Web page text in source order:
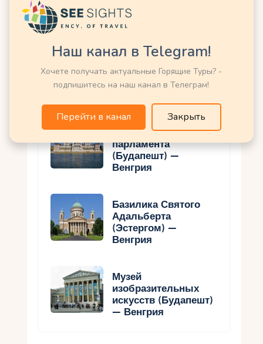
Площадь Героев
(Будапешт) —
Церковь Матьяша
(Будапешт) —
Здание венгерского
парламента
(Будапешт) —
Венгрия
Базилика Святого
Адальберта
(Эстергом) —
Венгрия
Музей
изобразительных
искусств (Будапешт)
— Венгрия
Наш канал в Telegram!
Хочете получать актуальные Горящие Туры? -
подпишитесь на наш канал в Телеграм!
Перейти в канал Закрыть